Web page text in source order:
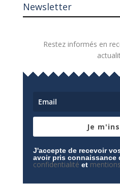
Newsletter
Restez informés en
Je
J'accepte de recevoir
avoir pris connaissance
confidentialité et